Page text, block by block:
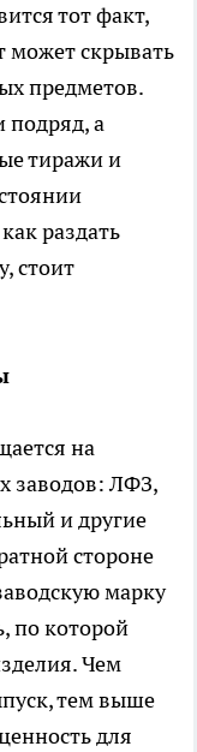
тот факт,
может скрывать
предметов.
подряд, а
тиражи и
раздать
стоит
на
заводов: ЛФЗ,
и другие
стороне
марку
по которой
Чем
тем выше
для